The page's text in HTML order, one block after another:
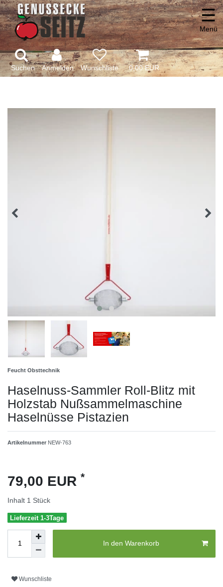
Suchen Anmelden 0,00 EUR
☰
Menü
Feucht Obsttechnik
Haselnuss-Sammler Roll-Blitz mit
Holzstab Nußsammelmaschine
Haselnüsse Pistazien
Artikelnummer NEW-763
79,00 EUR *
Inhalt 1 Stück
Lieferzeit 1-3Tage
In den Warenkorb
Wunschliste